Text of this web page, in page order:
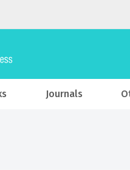
Journals